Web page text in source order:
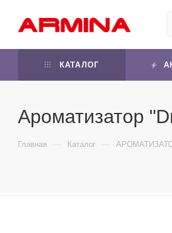
КАТАЛОГ
Ароматизатор
Главная — Каталог —